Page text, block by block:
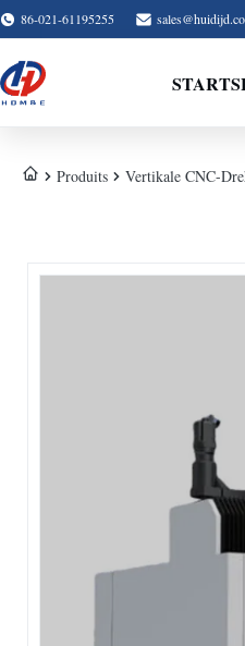
86-021-61195255
Produits Vertikale CNC-